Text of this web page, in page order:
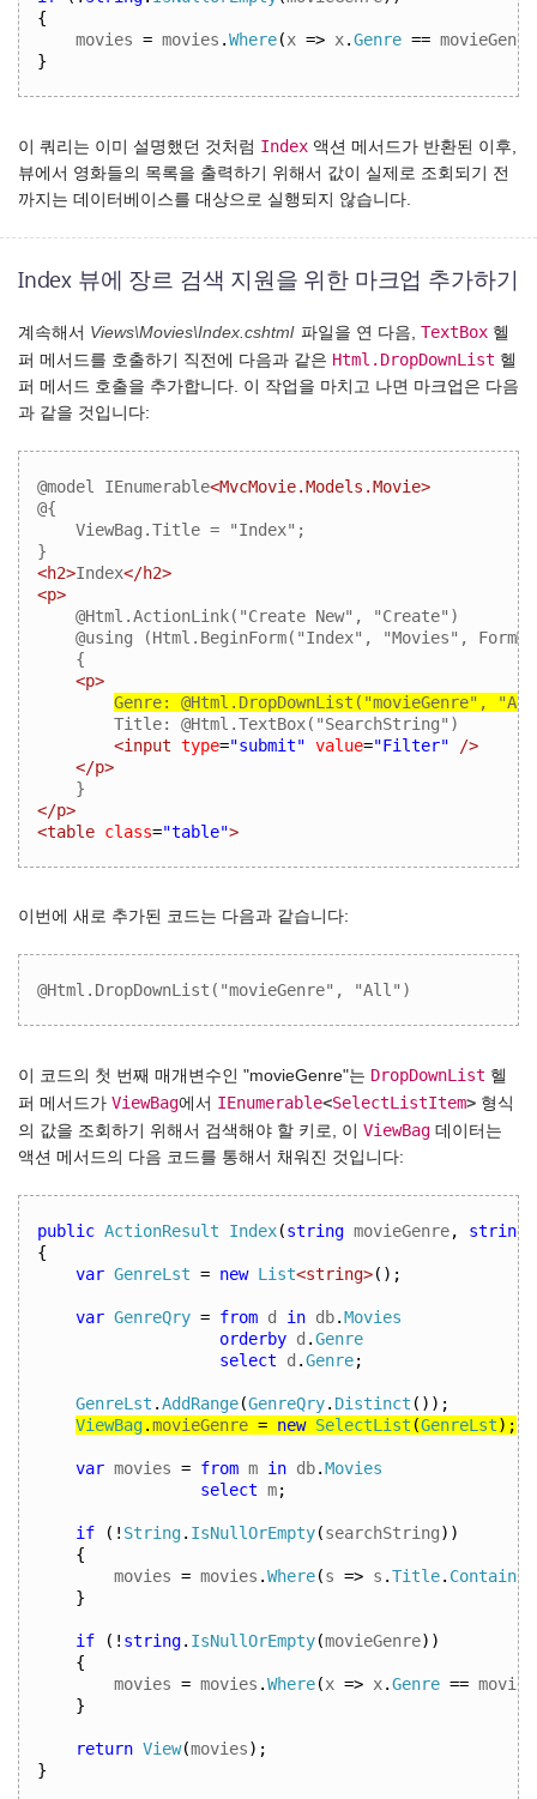
{
movies = movies .Where(x => x.Genre == movieGenre
}
이 쿼리는 이미 설명했던 것처럼 Index 액션 메서드가 반환된 이후,
뷰에서 영화들의 목록을 출력하기 위해서 값이 실제로 조회되기 전
까지는 데이터베이스를 대상으로 실행되지 않습니다.
Index 뷰에 장르 검색 지원을 위한 마크업 추가하기
계속해서 Views\Movies\Index.cshtml 파일을 연 다음, TextBox 헬
퍼 메서드를 호출하기 직전에 다음과 같은 Html.DropDownList 헬
퍼 메서드 호출을 추가합니다. 이 작업을 마치고 나면 마크업은 다음
과 같을 것입니다:
@model IEnumerable<MvcMovie.Models.Movie>
@{
    ViewBag.Title = "Index";
}
<h2>Index</h2>
<p>
    @Html.ActionLink("Create New", "Create")
@using (Html.BeginForm("Index", "Movies",
    {
<p>
Genre: @Html.DropDownList("movieGenre",
Title: @Html.TextBox("SearchString")
<input type="submit" value="Filter"
/>
</p>
}
</p>
<table class="table">
이번에 새로 추가된 코드는 다음과 같습니다:
@Html.DropDownList("movieGenre", "All")
이 코드의 첫 번째 매개변수인 "movieGenre"는 DropDownList 헬
퍼 메서드가 ViewBag에서 IEnumerable<SelectListItem> 형식
의 값을 조회하기 위해서 검색해야 할 키로, 이 ViewBag 데이터는
액션 메서드의 다음 코드를 통해서 채워진 것입니다:
public ActionResult Index(string movieGenre, string
{
var GenreLst = new List<string>();
var GenreQry = from d in db.Movies
orderby d .Genre
select d .Genre;
GenreLst .AddRange(GenreQry. Distinct ());
ViewBag.movieGenre = new SelectList (GenreLst);
var movies = from m in db.Movies
select m;
if (! String. IsNullOrEmpty(searchString))
{
movies = movies .Where(s => s .Title. Contains
}
if (! string. IsNullOrEmpty(movieGenre))
{
movies = movies .Where(x => x.Genre ==
}
return View(movies);
}